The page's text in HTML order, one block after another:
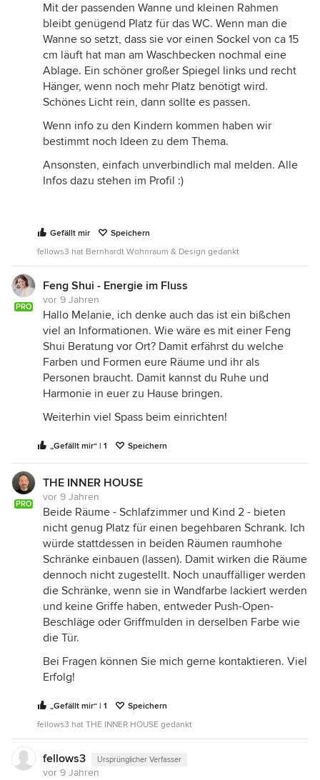
Mit der passenden Wanne und kleinen Rahmen
bleibt genügend Platz für das WC. Wenn man die
Wanne so setzt, dass sie vor einen Sockel von ca 15
cm läuft hat man am Waschbecken nochmal eine
Ablage. Ein schöner großer Spiegel links und recht
Hänger, wenn noch mehr Platz benötigt wird.
Schönes Licht rein, dann sollte es passen.
Wenn info zu den Kindern kommen haben wir
bestimmt noch Ideen zu dem Thema.
Ansonsten, einfach unverbindlich mal melden. Alle
Infos dazu stehen im Profil :)
Gefällt mir
Speichern
fellows3 hat Bernhardt Wohnraum & Design gedankt
PRO
Feng Shui - Energie im Fluss
vor 9 Jahren
Hallo Melanie, ich denke auch das ist ein bißchen
viel an Informationen. Wie wäre es mit einer Feng
Shui Beratung vor Ort? Damit erfährst du welche
Farben und Formen eure Räume und ihr als
Personen braucht. Damit kannst du Ruhe und
Harmonie in euer zu Hause bringen.
Weiterhin viel Spass beim einrichten!
„Gefällt mir“ | 1 Speichern
PRO
THE INNER HOUSE
vor 9 Jahren
Beide Räume - Schlafzimmer und Kind 2 - bieten
nicht genug Platz für einen begehbaren Schrank. Ich
würde stattdessen in beiden Räumen raumhohe
Schränke einbauen (lassen). Damit wirken die Räume
dennoch nicht zugestellt. Noch unauffälliger werden
die Schränke, wenn sie in Wandfarbe lackiert werden
und keine Griffe haben, entweder Push-Open-
Beschläge oder Griffmulden in derselben Farbe wie
die Tür.
Bei Fragen können Sie mich gerne kontaktieren. Viel
Erfolg!
„Gefällt mir“ | 1
Speichern
fellows3 hat THE INNER HOUSE gedankt
fellows3 Ursprünglicher Verfasser
vor 9 Jahren